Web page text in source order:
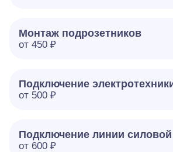
Монтаж подрозетников
от 450 ₽
Подключение
от 500 ₽
Подключение линии
от 600 ₽